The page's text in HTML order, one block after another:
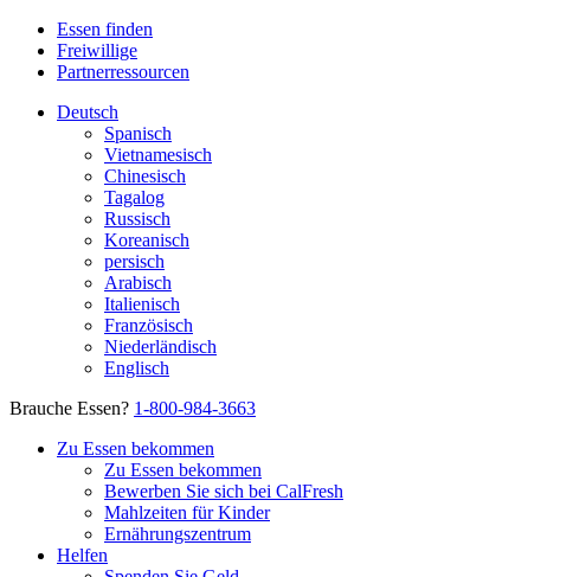
Essen finden
Freiwillige
Partnerressourcen
Deutsch
Spanisch
Vietnamesisch
Chinesisch
Tagalog
Russisch
Koreanisch
persisch
Arabisch
Italienisch
Französisch
Niederländisch
Englisch
Brauche Essen? 1-800-984-3663
Zu Essen bekommen
Zu Essen bekommen
Bewerben Sie sich bei CalFresh
Mahlzeiten für Kinder
Ernährungszentrum
Helfen